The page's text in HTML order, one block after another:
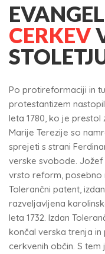
CERKEV
Po protireformaciji in
protestantizem
leta 1780, ko je prestol
Marije Terezije so
sprejeti s strani
verske svobode. Jožef
vrsto reform, posebno
Tolerančni patent,
razveljavljena
leta 1732. Izdan
končal verska trenja
cerkvenih občin. S